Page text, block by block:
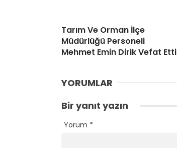
Tarım Ve Orman İlçe
Müdürlüğü Personeli
Mehmet Emin Dirik Vefat Etti
YORUMLAR
Bir yanıt yazın
Yorum *